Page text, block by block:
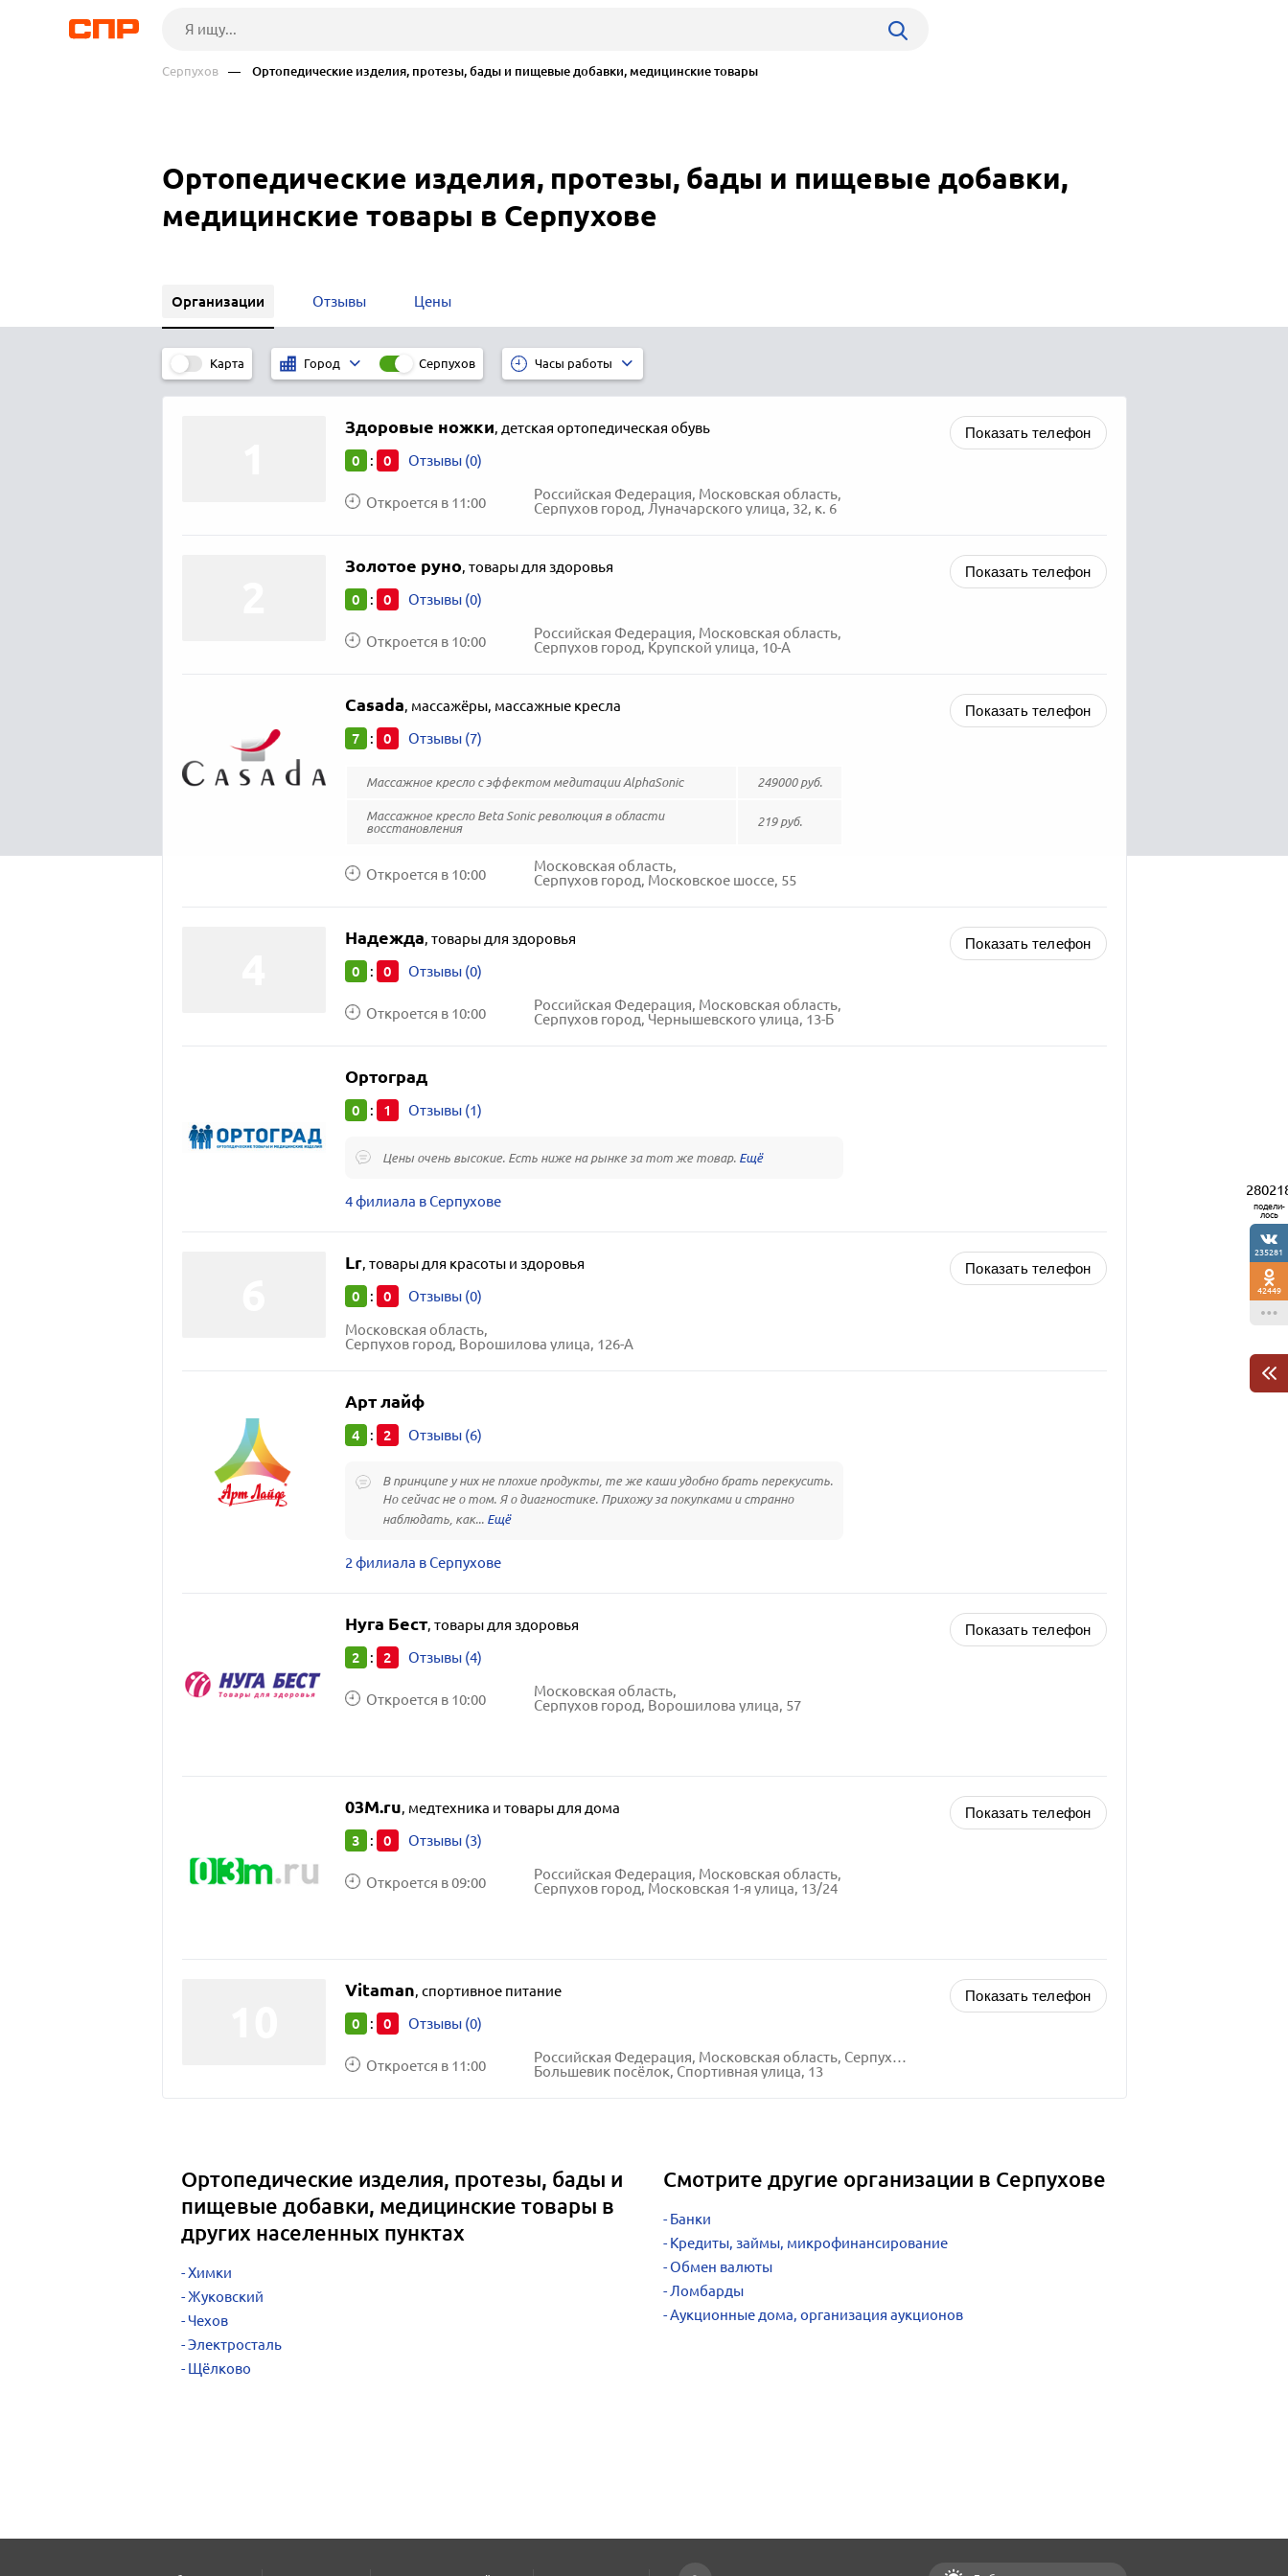
Серпухов — Ортопедические изделия, протезы, бады и пищевые добавки, медицинские товары
Ортопедические изделия, протезы, бады и пищевые добавки,
медицинские товары в Серпухове
Организации Отзывы Цены
Карта Город Серпухов Часы работы
Здоровые ножки, детская ортопедическая обувь
0 : 0 Отзывы (0)
Откроется в 11:00
Российская Федерация, Московская область,
Серпухов город, Луначарского улица, 32, к. 6
Показать телефон
Золотое руно, товары для здоровья
0 : 0 Отзывы (0)
Откроется в 10:00
Российская Федерация, Московская область,
Серпухов город, Крупской улица, 10-А
Показать телефон
Casada, массажёры, массажные кресла
7 : 0 Отзывы (7)
Массажное кресло с эффектом медитации AlphaSonic 249000 руб.
Массажное кресло Beta Sonic революция в области
восстановления
219 руб.
Откроется в 10:00
Московская область,
Серпухов город, Московское шоссе, 55
Показать телефон
Надежда, товары для здоровья
0 : 0 Отзывы (0)
Откроется в 10:00
Российская Федерация, Московская область,
Серпухов город, Чернышевского улица, 13-Б
Показать телефон
Ортоград
0 : 1 Отзывы (1)
Цены очень высокие. Есть ниже на рынке за тот же товар.
4 филиала в Серпухове
Lr, товары для красоты и здоровья
0 : 0 Отзывы (0)
Московская область,
Серпухов город, Ворошилова улица, 126-А
Показать телефон
Арт лайф
4 : 2 Отзывы (6)
В принципе у них не плохие продукты, те же каши удобно брать перекусить.
Но сейчас не о том. Я о диагностике. Прихожу за покупками и странно
наблюдать, как...
2 филиала в Серпухове
Нуга Бест, товары для здоровья
2 : 2 Отзывы (4)
Откроется в 10:00
Московская область,
Серпухов город, Ворошилова улица, 57
Показать телефон
03M.ru, медтехника и товары для дома
3 : 0 Отзывы (3)
Откроется в 09:00
Российская Федерация, Московская область,
Серпухов город, Московская 1-я улица, 13/24
Показать телефон
Vitaman, спортивное питание
0 : 0 Отзывы (0)
Откроется в 11:00
Российская Федерация, Московская область, Серпухов городской округ,
Большевик посёлок, Спортивная улица, 13
Показать телефон
Ортопедические изделия, протезы, бады и
пищевые добавки, медицинские товары в
других населенных пунктах
Химки
Жуковский
Чехов
Электросталь
Щёлково
Смотрите другие организации в Серпухове
Банки
Кредиты, займы, микрофинансирование
Обмен валюты
Ломбарды
Аукционные дома, организация аукционов
подели-
лось
235281
42449